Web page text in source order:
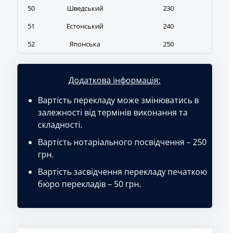
50
Шведський
230
51
Естонський
240
52
Японська 250
Додаткова інформація:
Вартість перекладу може змінюватись в
залежності від термінів виконання та
складності.
Вартість нотаріального посвідчення – 250
грн.
Вартість засвідчення перекладу печаткою
бюро перекладів – 50 грн.